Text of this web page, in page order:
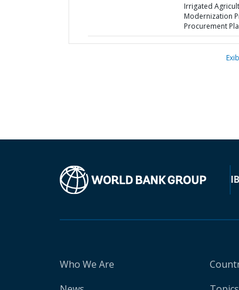
Irrigated
Modernization
Procurement
Who We Are